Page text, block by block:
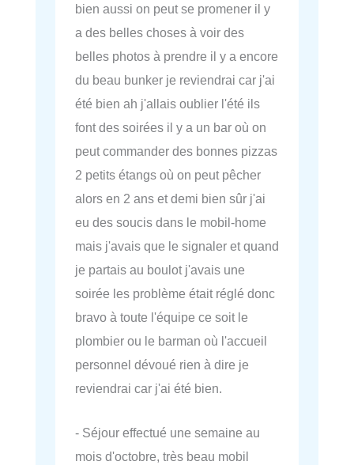
bien aussi on peut se promener il y
a des belles choses à voir des
belles photos à prendre il y a encore
du beau bunker je reviendrai car j'ai
été bien ah j'allais oublier l'été ils
font des soirées il y a un bar où on
peut commander des bonnes pizzas
2 petits étangs où on peut pêcher
alors en 2 ans et demi bien sûr j'ai
eu des soucis dans le mobil-home
mais j'avais que le signaler et quand
je partais au boulot j'avais une
soirée les problème était réglé donc
bravo à toute l'équipe ce soit le
plombier ou le barman où l'accueil
personnel dévoué rien à dire je
reviendrai car j'ai été bien.
- Séjour effectué une semaine au
mois d'octobre, très beau mobil